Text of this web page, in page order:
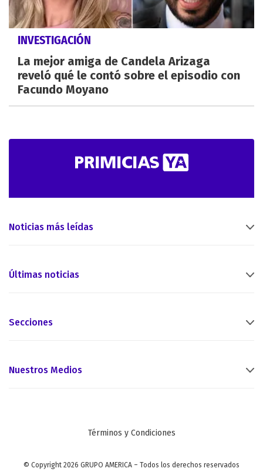
INVESTIGACIÓN
La mejor amiga de Candela Arizaga
reveló qué le contó sobre el episodio con
Facundo Moyano
Noticias más leídas
Últimas noticias
Secciones
Nuestros Medios
Términos y Condiciones
© Copyright 2026 GRUPO AMERICA – Todos los derechos reservados